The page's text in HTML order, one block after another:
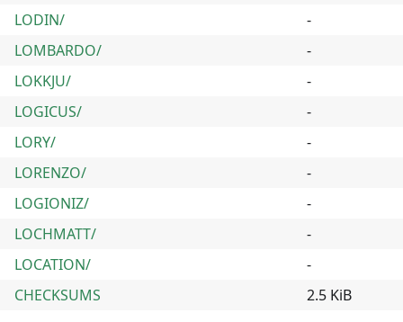
LODIN/
-
LOMBARDO/
-
LOKKJU/
-
LOGICUS/
-
LORY/
-
LORENZO/
-
LOGIONIZ/
-
LOCHMATT/
-
LOCATION/
-
CHECKSUMS
2.5 KiB